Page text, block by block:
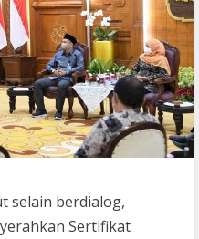
selain berdialog,
Sertifikat